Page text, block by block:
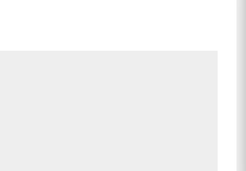
Potevamo fare molto